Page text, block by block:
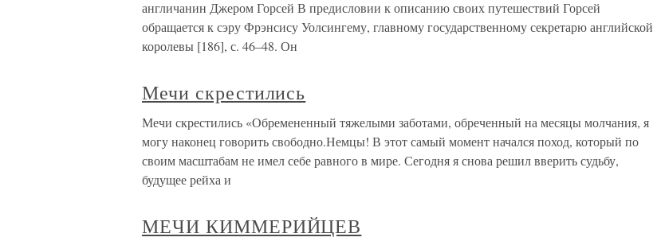
англичанин Джером Горсей В предисловии к описанию своих путешествий Горсей
обращается к сэру Фрэнсису Уолсингему, главному государственному секретарю английской
королевы [186], с. 46–48. Он
Мечи скрестились
Мечи скрестились «Обремененный тяжелыми заботами, обреченный на месяцы молчания, я
могу наконец говорить свободно.Немцы! В этот самый момент начался поход, который по
своим масштабам не имел себе равного в мире. Сегодня я снова решил вверить судьбу,
будущее рейха и
МЕЧИ КИММЕРИЙЦЕВ